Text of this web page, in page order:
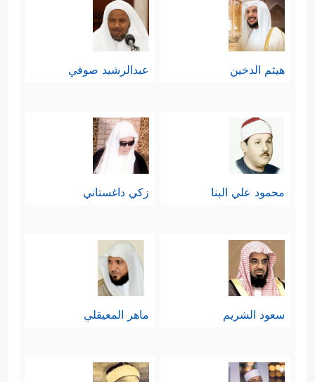
هيثم الدخين عبدالرشيد صوفي
محمود علي البنا زكي داغستاني
سعود الشريم ماهر المعيقلي